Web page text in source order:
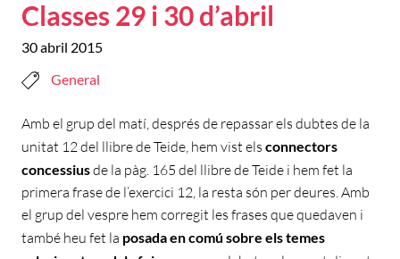
Classes 29 i 30 d’abril
30 abril 2015
General
Amb el grup del matí, després de repassar els dubtes de la
unitat 12 del llibre de Teide, hem vist els connectors
concessiusde la pàg. 165 del llibre de Teide i hem fet la
primera frase de l’exercici 12, la resta són per deures. Amb
el grup del vespre hem corregit les frases que quedaven i
també heu fet la posada en comú sobre els temes